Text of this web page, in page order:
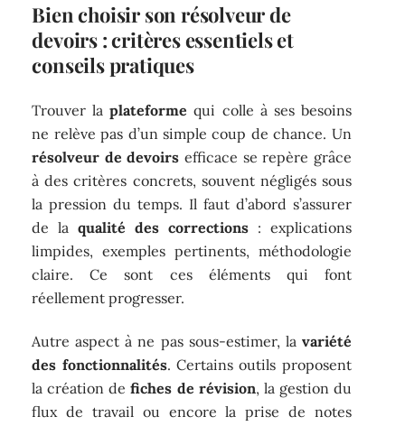
Bien choisir son résolveur de
devoirs : critères essentiels et
conseils pratiques
Trouver laplateforme qui colle à ses besoins
ne relève pas d’un simple coup de chance. Un
résolveur de devoirs efficace se repère grâce
à des critères concrets, souvent négligés sous
la pression du temps. Il faut d’abord s’assurer
de laqualité des corrections: explications
limpides, exemples pertinents, méthodologie
claire. Ce sont ces éléments qui font
réellement progresser.
Autre aspect à ne pas sous-estimer, la variété
des fonctionnalités. Certains outils proposent
la création defiches de révision, la gestion du
flux de travail ou encore la prise de notes